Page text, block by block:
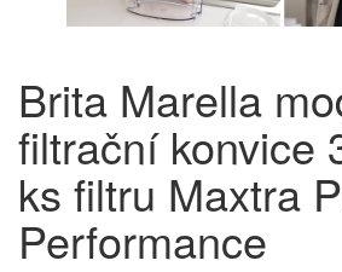
Brita Marella
filtrační konvice
ks filtru Maxtra
Performance